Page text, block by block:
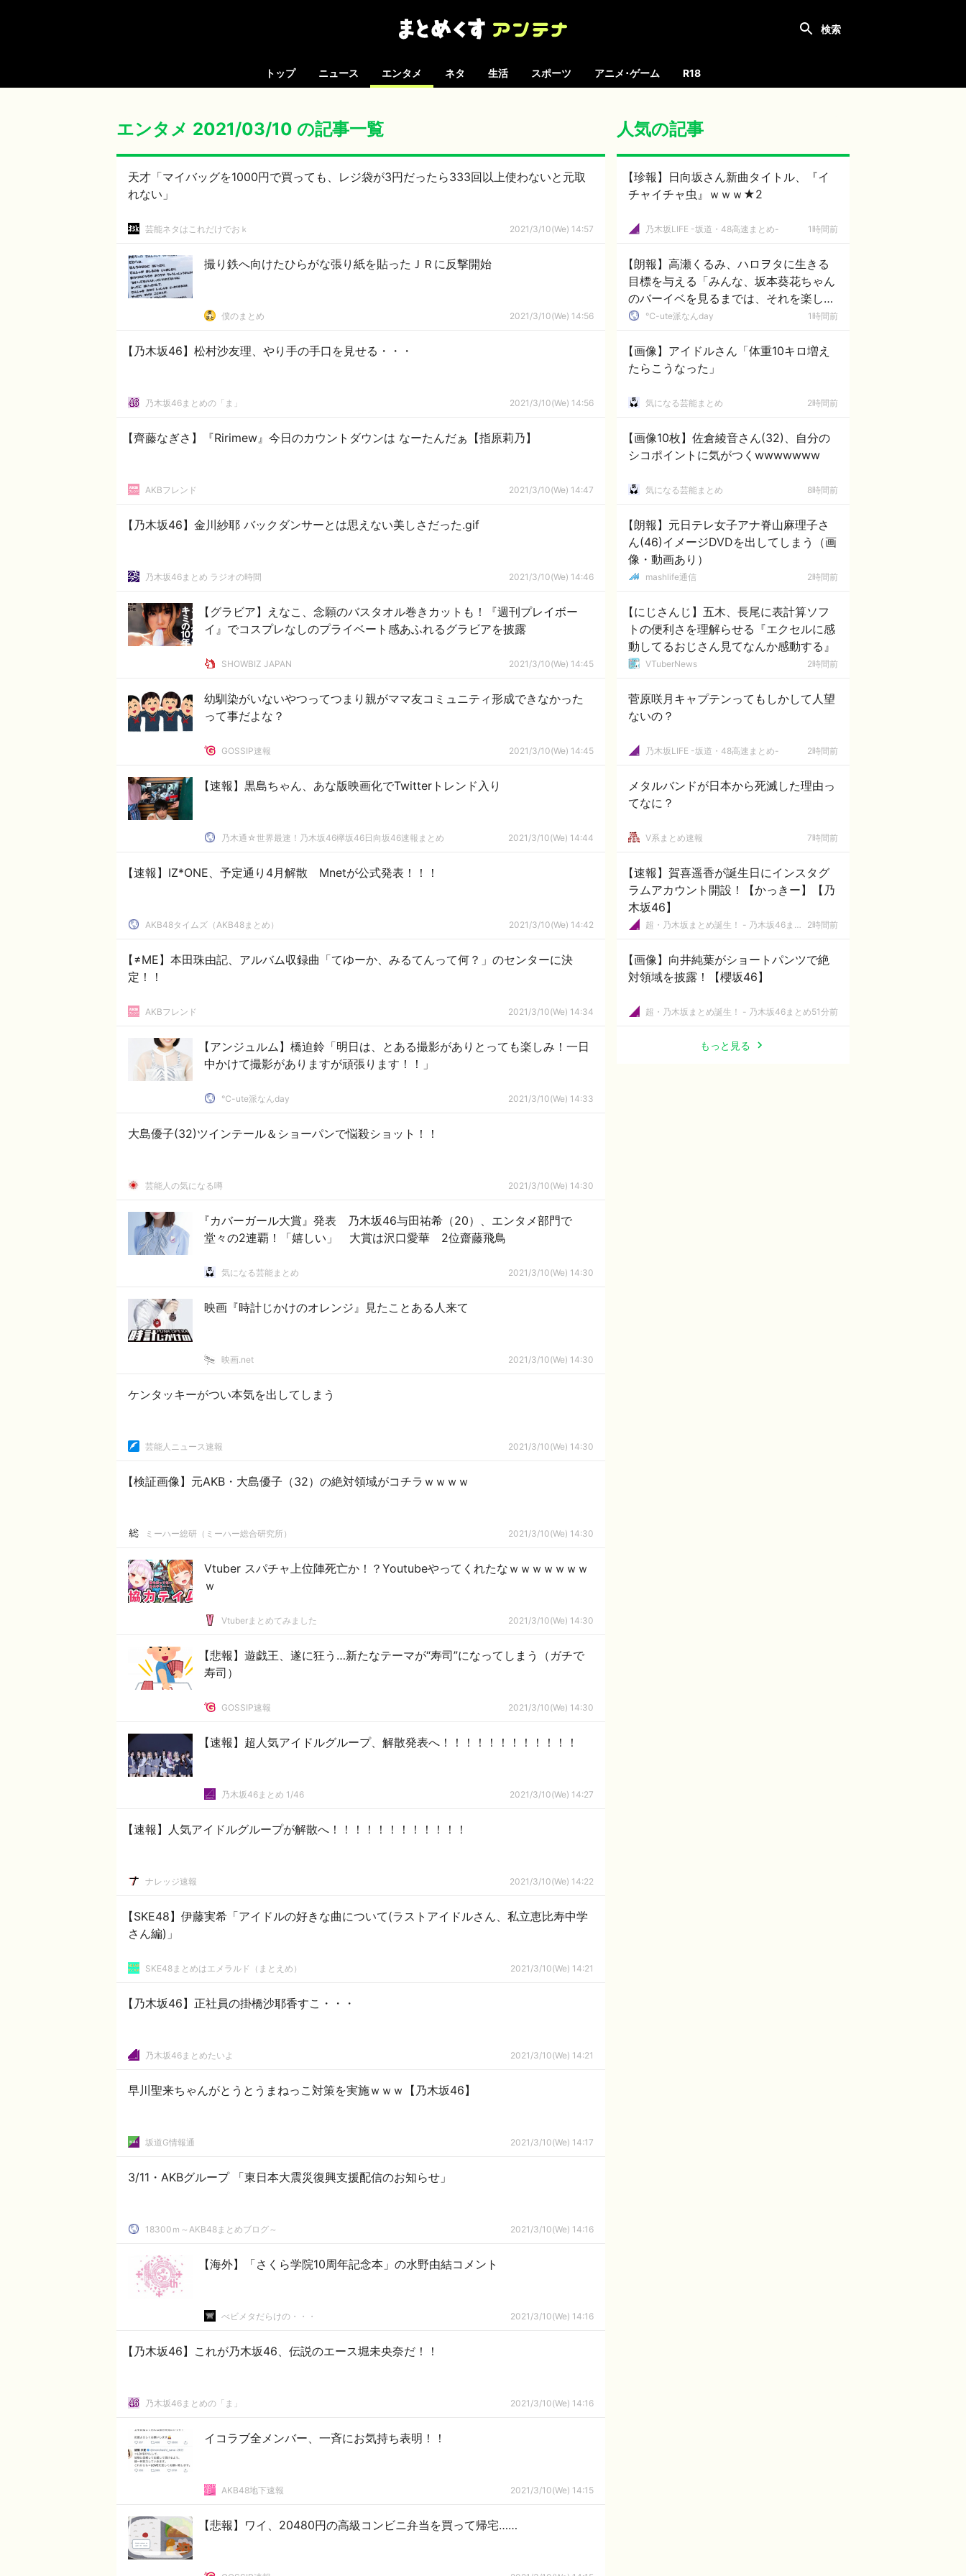
トップ ニュース エンタメ ネタ 生活 スポーツ アニメ･ゲーム R18
エンタメ 2021/03/10 の記事一覧
天才「マイバッグを1000円で買っても、レジ袋が3円だったら333回以上使わないと元取
れない」
芸能ネタはこれだけでおｋ 2021/3/10(We) 14:57
撮り鉄へ向けたひらがな張り紙を貼ったＪＲに反撃開始
僕のまとめ 2021/3/10(We) 14:56
【乃木坂46】松村沙友理、やり手の手口を見せる・・・
乃木坂46まとめの「ま」 2021/3/10(We) 14:56
【齊藤なぎさ】『Ririmew』今日のカウントダウンは なーたんだぁ【指原莉乃】
AKBフレンド 2021/3/10(We) 14:47
【乃木坂46】金川紗耶 バックダンサーとは思えない美しさだった.gif
乃木坂46まとめ ラジオの時間 2021/3/10(We) 14:46
【グラビア】えなこ、念願のバスタオル巻きカットも！『週刊プレイボー
イ』でコスプレなしのプライベート感あふれるグラビアを披露
SHOWBIZ JAPAN 2021/3/10(We) 14:45
幼馴染がいないやつってつまり親がママ友コミュニティ形成できなかった
って事だよな？
GOSSIP速報 2021/3/10(We) 14:45
【速報】黒島ちゃん、あな版映画化でTwitterトレンド入り
乃木通☆世界最速！乃木坂46欅坂46日向坂46速報まとめ 2021/3/10(We) 14:44
【速報】IZ*ONE、予定通り4月解散 Mnetが公式発表！！！
AKB48タイムズ（AKB48まとめ） 2021/3/10(We) 14:42
【≠ME】本田珠由記、アルバム収録曲「てゆーか、みるてんって何？」のセンターに決
定！！
AKBフレンド 2021/3/10(We) 14:34
【アンジュルム】橋迫鈴「明日は、とある撮影がありとっても楽しみ！一日
中かけて撮影がありますが頑張ります！！」
℃-ute派なんday 2021/3/10(We) 14:33
大島優子(32)ツインテール＆ショーパンで悩殺ショット！！
芸能人の気になる噂 2021/3/10(We) 14:30
『カバーガール大賞』発表 乃木坂46与田祐希（20）、エンタメ部門で
堂々の2連覇！「嬉しい」 大賞は沢口愛華 2位齋藤飛鳥
気になる芸能まとめ 2021/3/10(We) 14:30
映画『時計じかけのオレンジ』見たことある人来て
映画.net 2021/3/10(We) 14:30
ケンタッキーがつい本気を出してしまう
芸能人ニュース速報 2021/3/10(We) 14:30
【検証画像】元AKB・大島優子（32）の絶対領域がコチラｗｗｗｗ
ミーハー総研（ミーハー総合研究所） 2021/3/10(We) 14:30
Vtuber スパチャ上位陣死亡か！？Youtubeやってくれたなｗｗｗｗｗｗｗ
ｗ
Vtuberまとめてみました 2021/3/10(We) 14:30
【悲報】遊戯王、遂に狂う…新たなテーマが“寿司”になってしまう（ガチで
寿司）
GOSSIP速報 2021/3/10(We) 14:30
【速報】超人気アイドルグループ、解散発表へ！！！！！！！！！！！！
乃木坂46まとめ 1/46 2021/3/10(We) 14:27
【速報】人気アイドルグループが解散へ！！！！！！！！！！！！
ナレッジ速報 2021/3/10(We) 14:22
【SKE48】伊藤実希「アイドルの好きな曲について(ラストアイドルさん、私立恵比寿中学
さん編)」
SKE48まとめはエメラルド（まとえめ） 2021/3/10(We) 14:21
【乃木坂46】正社員の掛橋沙耶香すこ・・・
乃木坂46まとめたいよ 2021/3/10(We) 14:21
早川聖来ちゃんがとうとうまねっこ対策を実施ｗｗｗ【乃木坂46】
坂道G情報通 2021/3/10(We) 14:17
3/11・AKBグループ 「東日本大震災復興支援配信のお知らせ」
18300ｍ～AKB48まとめブログ～ 2021/3/10(We) 14:16
【海外】「さくら学院10周年記念本」の水野由結コメント
べビメタだらけの・・・ 2021/3/10(We) 14:16
【乃木坂46】これが乃木坂46、伝説のエース堀未央奈だ！！
乃木坂46まとめの「ま」 2021/3/10(We) 14:16
イコラブ全メンバー、一斉にお気持ち表明！！
AKB48地下速報 2021/3/10(We) 14:15
【悲報】ワイ、20480円の高級コンビニ弁当を買って帰宅……
人気の記事
【珍報】日向坂さん新曲タイトル、『イ
チャイチャ虫』ｗｗｗ★2
乃木坂LIFE -坂道・48高速まとめ- 1時間前
【朗報】高瀬くるみ、ハロヲタに生きる
目標を与える「みんな、坂本葵花ちゃん
のバーイベを見るまでは、それを楽しみ
に頑張って生きようね」
℃-ute派なんday 1時間前
【画像】アイドルさん「体重10キロ増え
たらこうなった」
気になる芸能まとめ 2時間前
【画像10枚】佐倉綾音さん(32)、自分の
シコポイントに気がつくwwwwwww
気になる芸能まとめ 8時間前
【朗報】元日テレ女子アナ脊山麻理子さ
ん(46)イメージDVDを出してしまう（画
像・動画あり）
mashlife通信 2時間前
【にじさんじ】五木、長尾に表計算ソフ
トの便利さを理解らせる『エクセルに感
動してるおじさん見てなんか感動する』
VTuberNews 2時間前
菅原咲月キャプテンってもしかして人望
ないの？
乃木坂LIFE -坂道・48高速まとめ- 2時間前
メタルバンドが日本から死滅した理由っ
てなに？
V系まとめ速報 7時間前
【速報】賀喜遥香が誕生日にインスタグ
ラムアカウント開設！【かっきー】【乃
木坂46】
超・乃木坂まとめ誕生！ - 乃木坂46まとめ 2時間前
【画像】向井純葉がショートパンツで絶
対領域を披露！【櫻坂46】
超・乃木坂まとめ誕生！ - 乃木坂46まとめ51分前
もっと見る